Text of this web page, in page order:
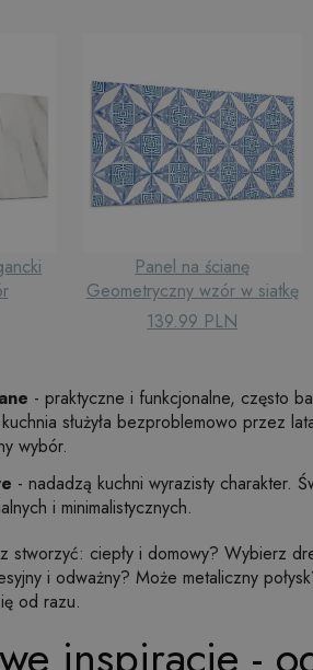
Panel na ścianę
Geometryczny wzór w siatkę
139.99 PLN
- praktyczne i funkcjonalne, często
służyła bezproblemowo przez
wybór.
- nadadzą kuchni wyrazisty charakter.
i minimalistycznych.
stworzyć: ciepły i domowy? Wybierz
i odważny? Może metaliczny
od razu.